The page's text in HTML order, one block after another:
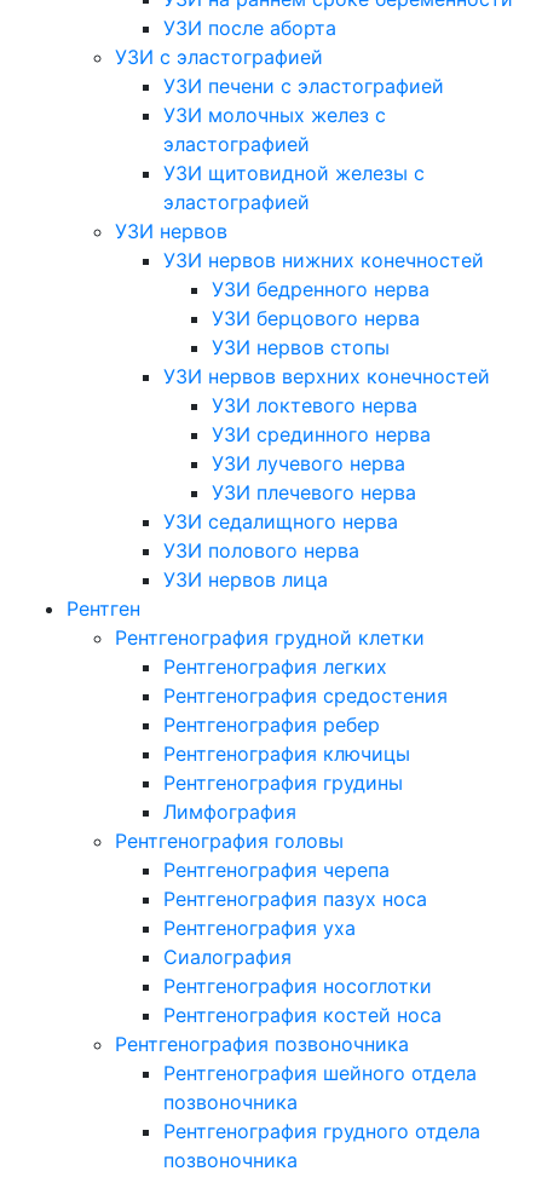
УЗИ после аборта
УЗИ с эластографией
УЗИ печени с эластографией
УЗИ молочных желез с
эластографией
УЗИ щитовидной железы с
эластографией
УЗИ нервов
УЗИ нервов нижних конечностей
УЗИ бедренного нерва
УЗИ берцового нерва
УЗИ нервов стопы
УЗИ нервов верхних конечностей
УЗИ локтевого нерва
УЗИ срединного нерва
УЗИ лучевого нерва
УЗИ плечевого нерва
УЗИ седалищного нерва
УЗИ полового нерва
УЗИ нервов лица
Рентген
Рентгенография грудной клетки
Рентгенография легких
Рентгенография средостения
Рентгенография ребер
Рентгенография ключицы
Рентгенография грудины
Лимфография
Рентгенография головы
Рентгенография черепа
Рентгенография пазух носа
Рентгенография уха
Сиалография
Рентгенография носоглотки
Рентгенография костей носа
Рентгенография позвоночника
Рентгенография шейного отдела
позвоночника
Рентгенография грудного отдела
позвоночника